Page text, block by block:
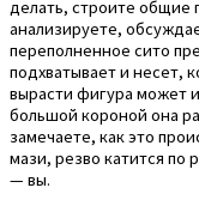
делать, строите общие
анализируете,
переполненное сито
подхватывает и несет,
вырасти фигура может
большой короной она
замечаете, как это
мази, резво катится по
— вы.